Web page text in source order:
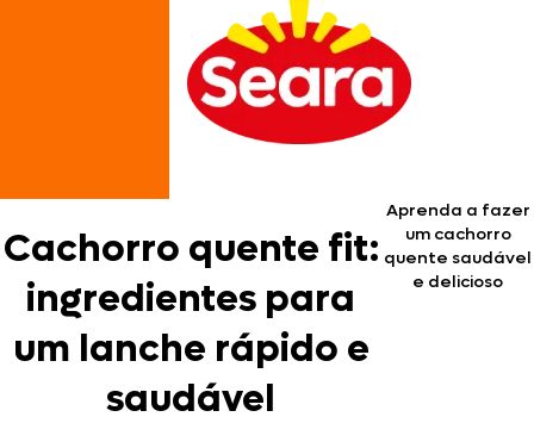
Cachorro quente fit:
ingredientes para
um lanche rápido e
saudável
Aprenda a fazer
um cachorro
quente saudável
e delicioso